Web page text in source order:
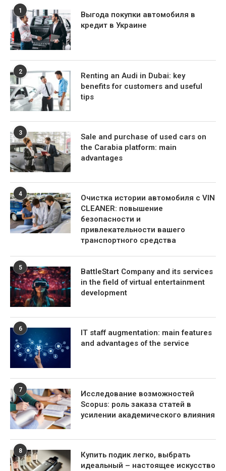
1
Выгода покупки автомобиля в
кредит в Украине
2
Renting an Audi in Dubai: key
benefits for customers and useful
tips
3
Sale and purchase of used cars on
the Carabia platform: main
advantages
4
Очистка истории автомобиля с VIN
CLEANER: повышение
безопасности и
привлекательности вашего
транспортного средства
5
BattleStart Company and its services
in the field of virtual entertainment
development
6
IT staff augmentation: main features
and advantages of the service
7
Исследование возможностей
Scopus: роль заказа статей в
усилении академического влияния
8
Купить подик легко, выбрать
идеальный – настоящее искусство